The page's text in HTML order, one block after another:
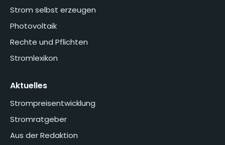
Strom selbst erzeugen
Photovoltaik
Rechte und Pflichten
Stromlexikon
Aktuelles
Strompreisentwicklung
Stromratgeber
Aus der Redaktion